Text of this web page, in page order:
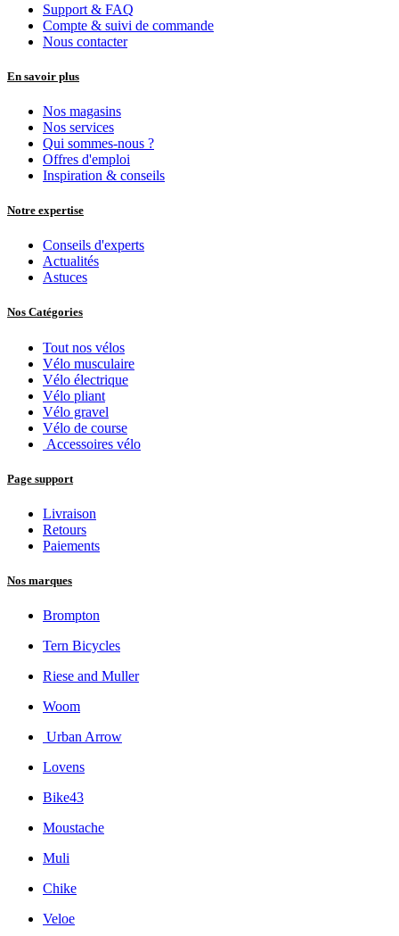
Support & FAQ
Compte & suivi de commande
Nous contacter
En savoir plus
Nos magasins
Nos services
Qui sommes-nous ?
Offres d'emploi
Inspiration & conseils
Notre expertise
Conseils d'experts
Actualités
Astuces
Nos Catégories
Tout nos vélos
Vélo musculaire
Vélo électrique
Vélo pliant
Vélo gravel
Vélo de course
Accessoires vélo
Page support
Livraison
Retours
Paiements
Nos marques
Brompton
Tern Bicycles
Riese and Muller
Woom
Urban Arrow
Lovens
Bike43
Moustache
Muli
Chike
Veloe